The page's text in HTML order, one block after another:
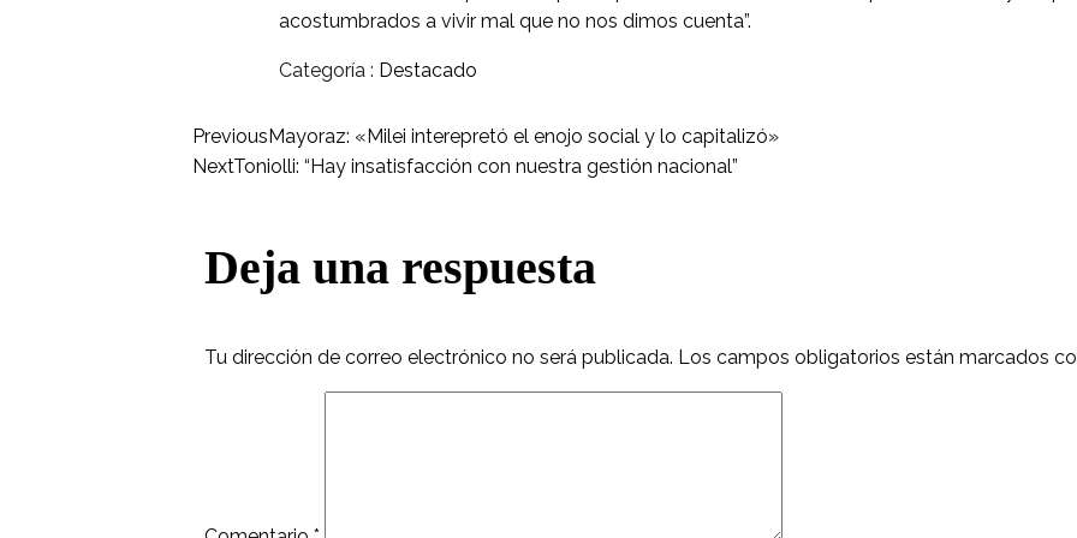
acostumbrados a vivir mal que no nos dimos cuenta”.
Categoría : Destacado
PreviousMayoraz: «Milei interepretó el enojo social y lo capitalizó»
NextToniolli: “Hay insatisfacción con nuestra gestión nacional”
Deja una respuesta
Tu dirección de correo electrónico no será publicada. Los campos obligatorios están marcados